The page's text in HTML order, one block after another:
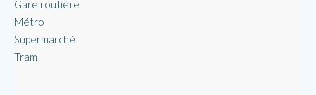
Gare routière
Métro
Supermarché
Tram